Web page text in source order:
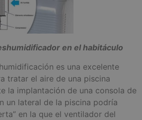
en el habitáculo
es una excelente
tratar el aire de una piscina
la implantación de una consola de
un lateral de la piscina podría
en la que el ventilador del